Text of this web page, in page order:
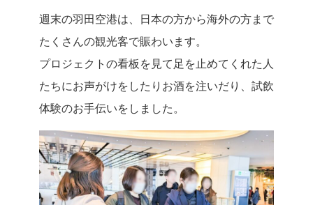
週末の羽田空港は、日本の方から海外の方まで
たくさんの観光客で賑わいます。
プロジェクトの看板を見て足を止めてくれた人
たちにお声がけをしたりお酒を注いだり、試飲
体験のお手伝いをしました。